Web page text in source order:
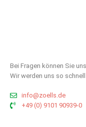
Bei Fragen können Sie
Wir werden uns so
info@zoells.de
+49 (0) 9101 90939-0